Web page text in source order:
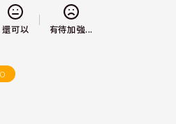
還可以 有待加強...